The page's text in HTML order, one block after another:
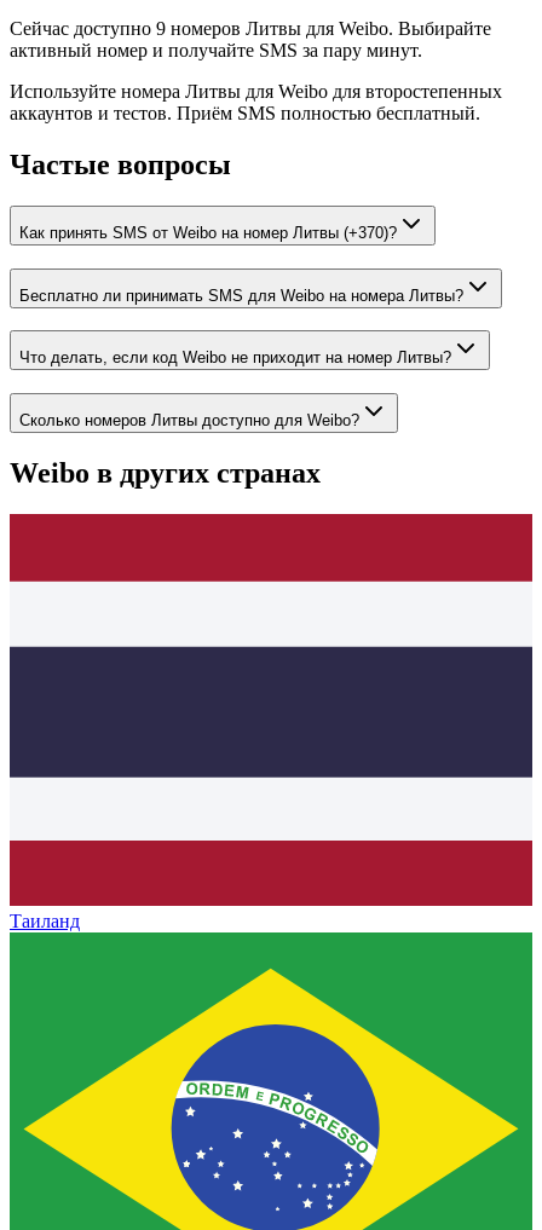
Сейчас доступно 9 номеров Литвы для Weibo. Выбирайте
активный номер и получайте SMS за пару минут.
Используйте номера Литвы для Weibo для второстепенных
аккаунтов и тестов. Приём SMS полностью бесплатный.
Частые вопросы
Как принять SMS от Weibo на номер Литвы (+370)?
Бесплатно ли принимать SMS для Weibo на номера Литвы?
Что делать, если код Weibo не приходит на номер Литвы?
Сколько номеров Литвы доступно для Weibo?
Weibo в других странах
Таиланд